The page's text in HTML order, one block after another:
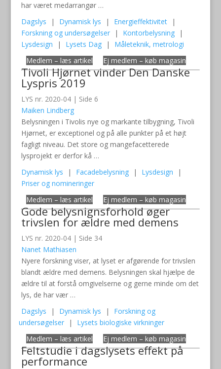
har været medarrangør …
Dagslys
| Dynamisk lys | Energieffektivitet
|
Forskning og undersøgelser
| Kontorbelysning
|
Lysdesign
| Lysets Dag |
Måleteknik, metrologi
Medlem – læs artikel
Ej medlem – køb magasin
Tivoli Hjørnet vinder Den Danske
Lyspris 2019
LYS nr. 2020-04 | Side 6
Maiken Lindberg
Belysningen i Tivolis nye og markante tilbygning, Tivoli
Hjørnet, er exceptionel og på alle punkter på et højt
fagligt niveau. Det store og mangefacetterede
lysprojekt er derfor kå …
Dynamisk lys
| Facadebelysning | Lysdesign
|
Priser og nomineringer
Medlem – læs artikel
Ej medlem – køb magasin
Gode belysnignsforhold øger
trivslen for ældre med demens
LYS nr. 2020-04 | Side 34
Nanet Mathiasen
Nyere forskning viser, at lyset er afgørende for trivslen
blandt ældre med demens. Belysningen skal hjælpe de
ældre til at forstå omgivelserne og gerne minde om det
lys, de har vær …
Dagslys
| Dynamisk lys |
Forskning og
undersøgelser
|
Lysets biologiske virkninger
Medlem – læs artikel
Ej medlem – køb magasin
Feltstudie i dagslysets effekt på
performance